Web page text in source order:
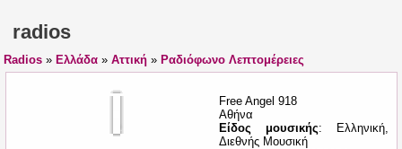
radios
Radios » Ελλάδα »Αττική » Ραδιόφωνο Λεπτομέρειες
Free Angel 918
Αθήνα
Είδος μουσικής: Ελληνική,
Διεθνής Μουσική